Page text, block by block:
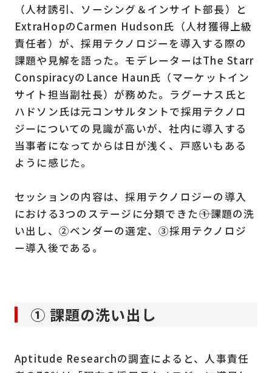
（人材誘引、ソーシング＆インサイト部長）と
ExtraHopのCarmen Hudson氏（人材獲得上級
責任者）が、採用テクノロジーを導入する際の
課題や見解を語った。モデレーターはThe Starr
ConspiracyのLance Haun氏（マーケットイン
サイト担当副社長）が務めた。ラグーナス氏と
ハドソン氏は元コンサルタントで採用テクノロ
ジーについての見識が高いが、社内に導入する
当事者になってからは日が浅く、戸惑いもある
ように感じた。
セッションの内容は、採用テクノロジーの導入
における3つのステージに分類できた――①課題の洗
い出し、②ベンダーの選定、③採用テクノロジ
ー導入後である。
① 課題の洗い出し
Aptitude Researchの調査によると、人事責任